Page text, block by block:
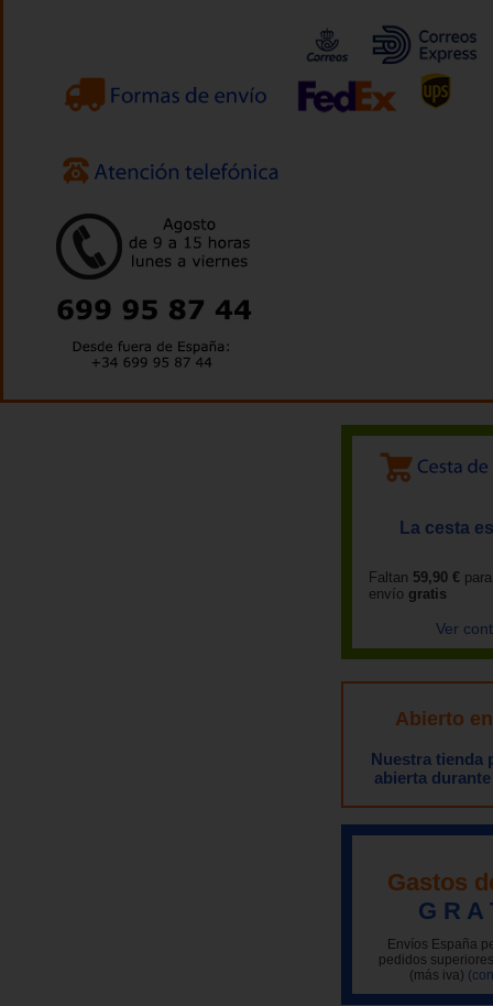
La cesta
Faltan 59,90 €
envío gratis
Ver
Abierto
Nuestra tienda
abierta
Gastos
G R A
Envíos España
pedidos
(más iva)